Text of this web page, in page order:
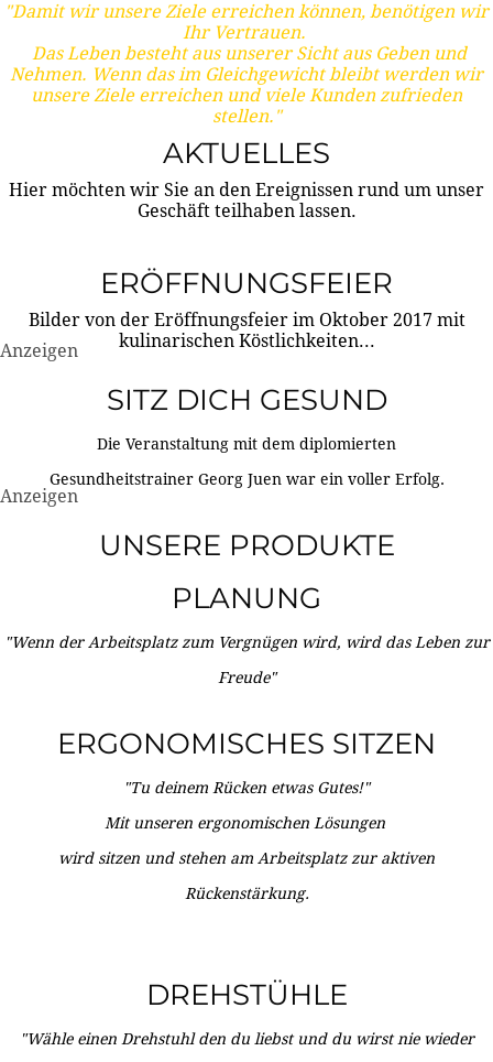
"Damit wir unsere Ziele erreichen können, benötigen wir
Ihr Vertrauen.
Das Leben besteht aus unserer Sicht aus Geben und
Nehmen. Wenn das im Gleichgewicht bleibt werden wir
unsere Ziele erreichen und viele Kunden zufrieden
stellen."
AKTUELLES
Hier möchten wir Sie an den Ereignissen rund um unser
Geschäft teilhaben lassen.
ERÖFFNUNGSFEIER
Bilder von der Eröffnungsfeier im Oktober 2017 mit
kulinarischen Köstlichkeiten...
Anzeigen
SITZ DICH GESUND
Die Veranstaltung mit dem diplomierten
Gesundheitstrainer Georg Juen war ein voller Erfolg.
Anzeigen
UNSERE PRODUKTE
PLANUNG
"Wenn der Arbeitsplatz zum Vergnügen wird, wird das Leben zur
Freude"
ERGONOMISCHES SITZEN
"Tu deinem Rücken etwas Gutes!"
Mit unseren ergonomischen Lösungen
wird sitzen und stehen am Arbeitsplatz zur aktiven
Rückenstärkung.
DREHSTÜHLE
"Wähle einen Drehstuhl den du liebst und du wirst nie wieder